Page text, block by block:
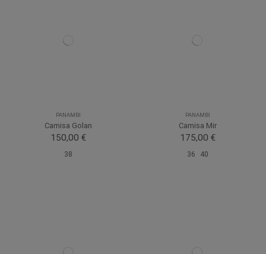
PANAMBI
Camisa Golan
150,00 €
38
PANAMBI
Camisa Mir
175,00 €
36 40